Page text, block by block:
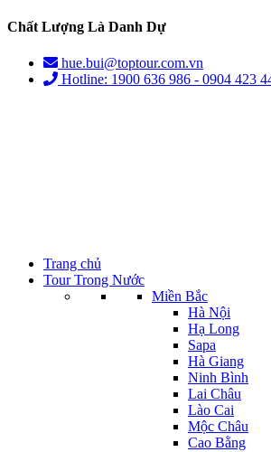
Chất Lượng Là Danh Dự
hue.bui@toptour.com.vn
Hotline: 1900 636 986 - 0904 423
Trang chủ
Tour Trong Nước
Miền Bắc
Hà Nội
Hạ Long
Sapa
Hà Giang
Ninh Bình
Lai Châu
Lào Cai
Mộc Châu
Cao Bằng